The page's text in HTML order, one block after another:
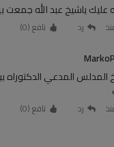
عليك ياشيخ عبد الله
رد نافع (0
)
المدلس المدعي الدكتوراه
رد نافع (0
)